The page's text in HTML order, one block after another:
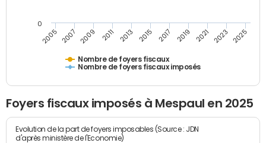
Nombre de foyers fiscaux
Nombre de foyers fiscaux imposés
2005 2007 2009 2011 2013 2015 2017 2019 2021 2023 2025
0
Foyers fiscaux imposés à Mespaul en 2025
Evolution de la part de foyers imposables (Source : JDN
d'après ministère de l'Economie)